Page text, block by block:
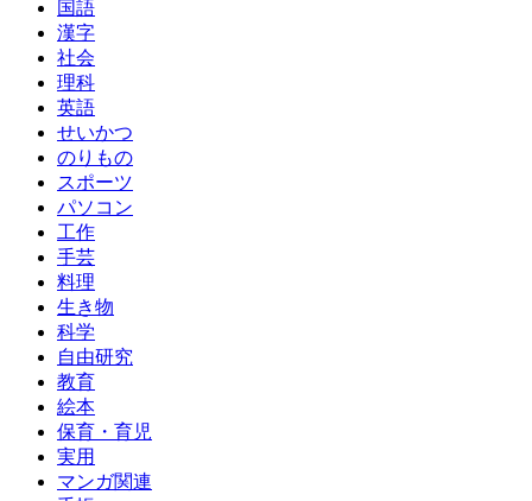
国語
漢字
社会
理科
英語
せいかつ
のりもの
スポーツ
パソコン
工作
手芸
料理
生き物
科学
自由研究
教育
絵本
保育・育児
実用
マンガ関連